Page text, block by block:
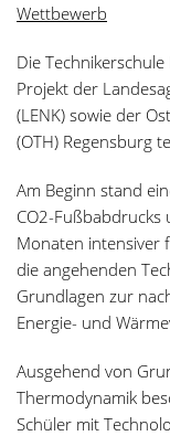
Wettbewerb
Die
Projekt der
(LENK) sowie der
(OTH) Regensburg
Am Beginn stand
CO2-Fußbabdrucks
Monaten intensiver
die angehenden
Grundlagen zur
Energie- und
Ausgehend von
Thermodynamik
Schüler mit